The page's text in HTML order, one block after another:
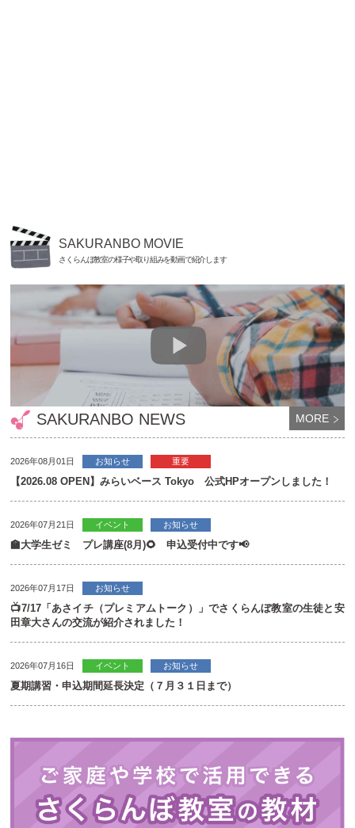
SAKURANBO NEWS MORE
2026年08月01日 お知らせ 重要
【2026.08 OPEN】みらいベース Tokyo 公式HPオープンしました！
2026年07月21日 イベント お知らせ
🏫大学生ゼミ プレ講座(8月)🌻 申込受付中です📢
2026年07月17日 お知らせ
📺7/17「あさイチ（プレミアムトーク）」でさくらんぼ教室の生徒と安
田章大さんの交流が紹介されました！
2026年07月16日 イベント お知らせ
夏期講習・申込期間延長決定（７月３１日まで）
SAKURANBO MOVIE
さくらんぼ教室の様子や取り組みを動画で紹介します